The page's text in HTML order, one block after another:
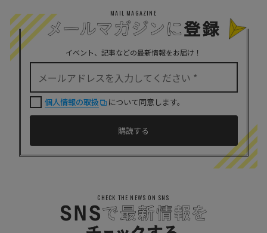
MAIL MAGAZINE
イベント、記事などの最新情報をお届け！
個人情報の取扱 について同意します。
CHECK THE NEWS ON SNS